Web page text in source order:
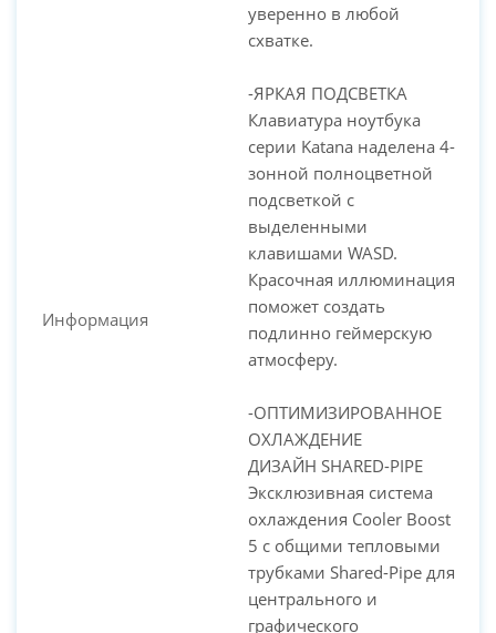
Информация
уверенно в любой
схватке.
-ЯРКАЯ ПОДСВЕТКА
Клавиатура ноутбука
серии Katana наделена 4-
зонной полноцветной
подсветкой с
выделенными
клавишами WASD.
Красочная иллюминация
поможет создать
подлинно геймерскую
атмосферу.
-ОПТИМИЗИРОВАННОЕ
ОХЛАЖДЕНИЕ
ДИЗАЙН SHARED-PIPE
Эксклюзивная система
охлаждения Cooler Boost
5 с общими тепловыми
трубками Shared-Pipe для
центрального и
графического